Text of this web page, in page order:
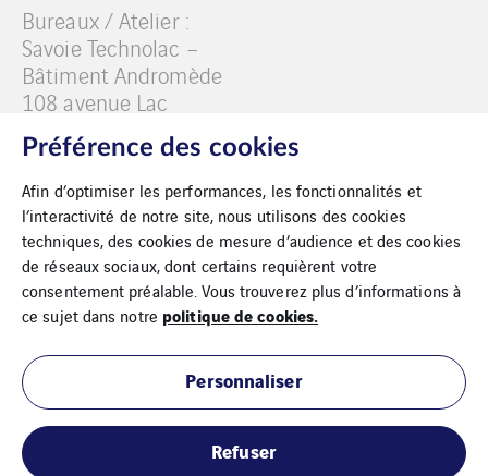
Bureaux / Atelier :
Savoie Technolac –
Bâtiment Andromède
108 avenue Lac
Léman BP 40337 La
Motte Servolex 73377
LE BOURGET DU LAC
CEDEX
Mentions légales
Conditions générales de vente
Cookies
Préférence des cookies
Afin d’optimiser les performances, les fonctionnalités et
l’interactivité de notre site, nous utilisons des cookies
techniques, des cookies de mesure d’audience et des cookies
de réseaux sociaux, dont certains requièrent votre
consentement préalable. Vous trouverez plus d’informations à
ce sujet dans notre politique de cookies.
Personnaliser
Refuser